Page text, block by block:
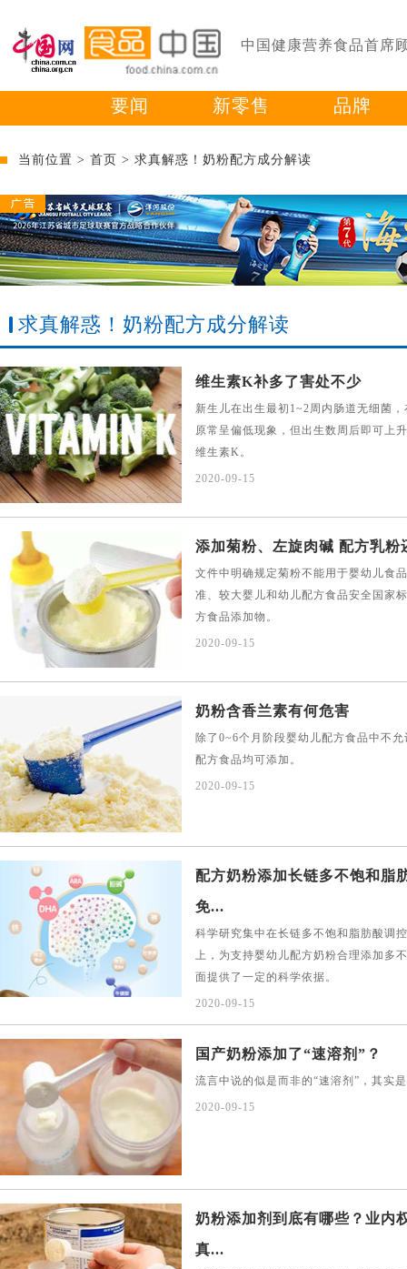
中国健康营养食品首席
要闻 新零售 品牌
当前位置 > 首页 > 求真解惑！奶粉配方成分解读
求真解惑！奶粉配方成分解读
维生素K补多了害处不少
新生儿在出生最初1~2周内肠道无细菌
原常呈偏低现象，但出生数周后即可上
维生素K。
2020-09-15
添加菊粉、左旋肉碱 配方乳粉
文件中明确规定菊粉不能用于婴幼儿食
准、较大婴儿和幼儿配方食品安全国家
方食品添加物。
2020-09-15
奶粉含香兰素有何危害
除了0~6个月阶段婴幼儿配方食品中不
配方食品均可添加。
2020-09-15
配方奶粉添加长链多不饱和脂
免...
科学研究集中在长链多不饱和脂肪酸调
上，为支持婴幼儿配方奶粉合理添加多
面提供了一定的科学依据。
2020-09-15
国产奶粉添加了“速溶剂”？
流言中说的似是而非的“速溶剂”，其实
2020-09-15
奶粉添加剂到底有哪些？业内
真...